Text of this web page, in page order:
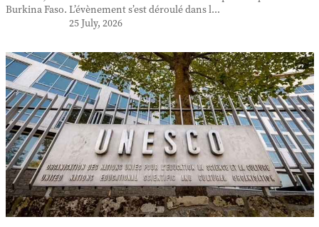
Burkina Faso. L’évènement s’est déroulé dans l...
25 July, 2026